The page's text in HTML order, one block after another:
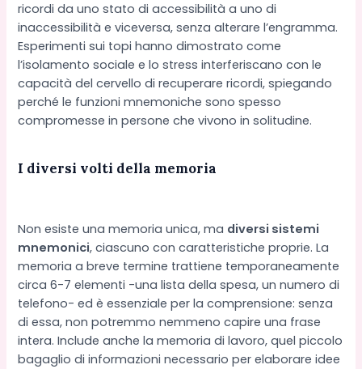
ricordi da uno stato di accessibilità a uno di
inaccessibilità e viceversa, senza alterare l’engramma.
Esperimenti sui topi hanno dimostrato come
l’isolamento sociale e lo stress interferiscano con le
capacità del cervello di recuperare ricordi, spiegando
perché le funzioni mnemoniche sono spesso
compromesse in persone che vivono in solitudine.
I diversi volti della memoria
Non esiste una memoria unica, ma diversi sistemi
mnemonici, ciascuno con caratteristiche proprie. La
memoria a breve termine trattiene temporaneamente
circa 6-7 elementi -una lista della spesa, un numero di
telefono- ed è essenziale per la comprensione: senza
di essa, non potremmo nemmeno capire una frase
intera. Include anche la memoria di lavoro, quel piccolo
bagaglio di informazioni necessario per elaborare idee